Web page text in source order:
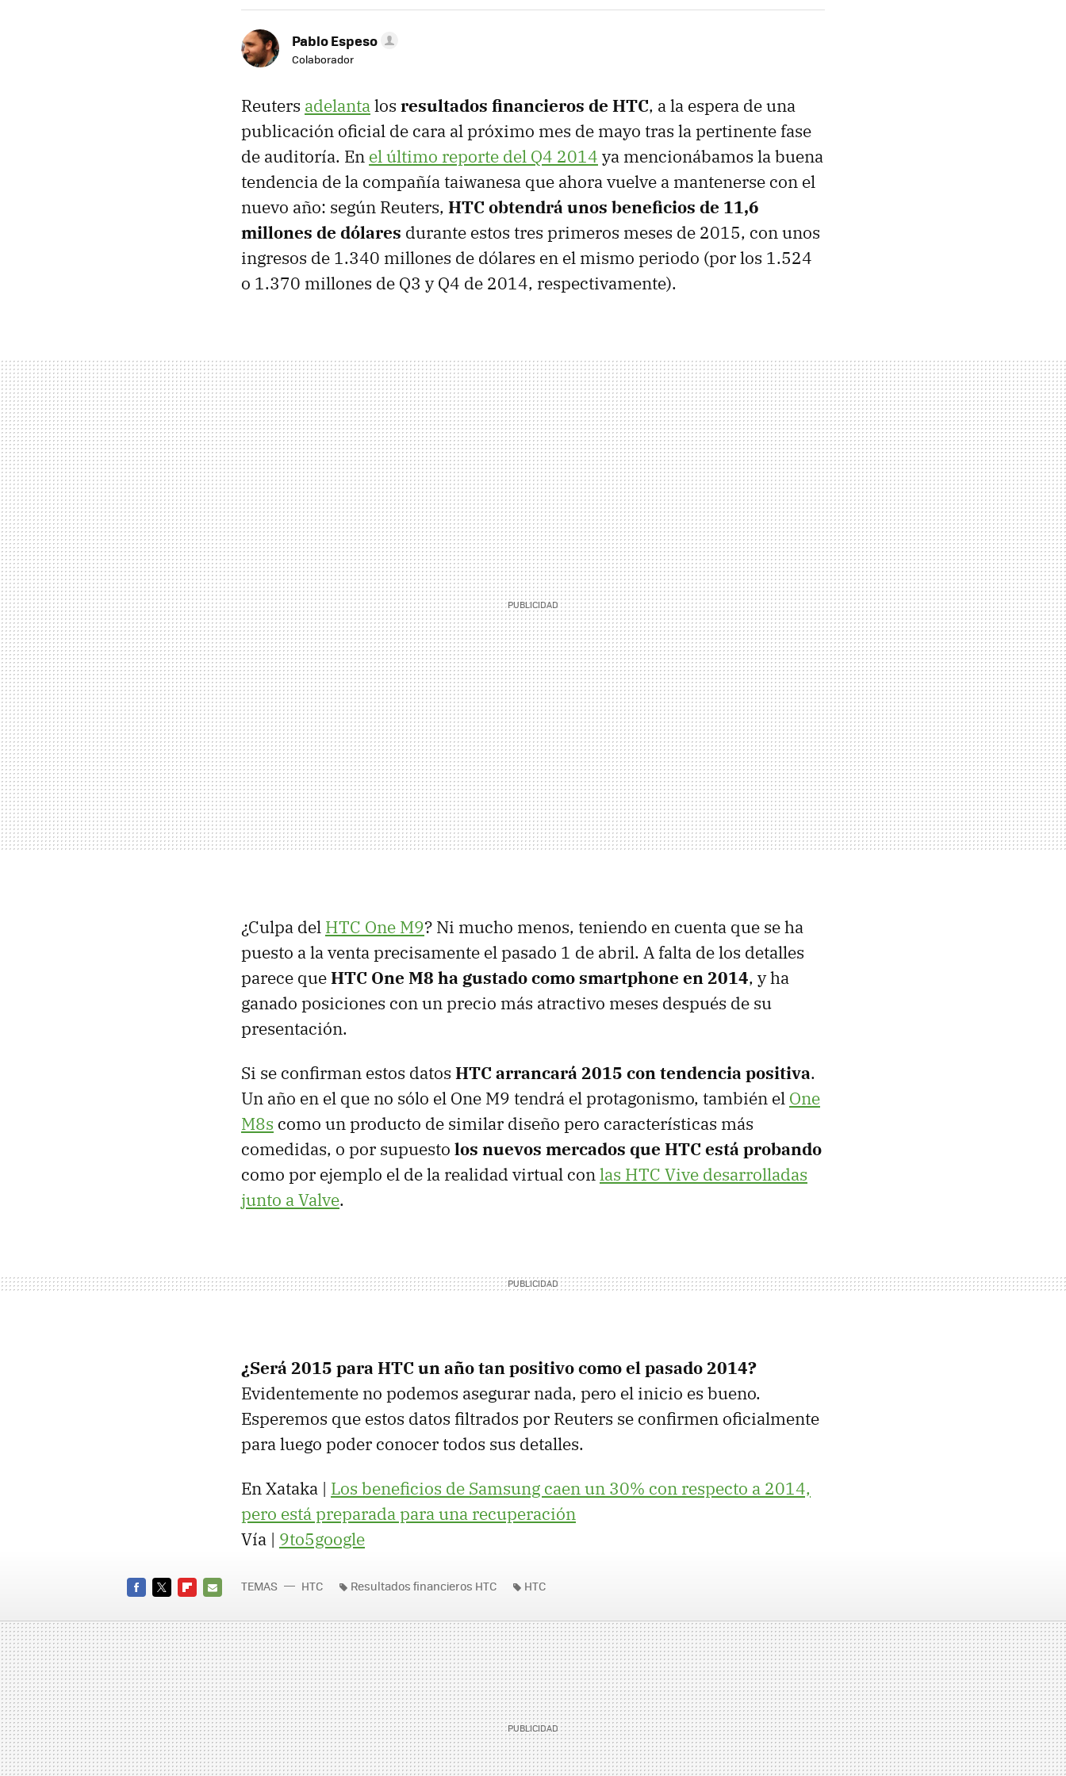
Pablo Espeso
Colaborador
Reuters adelantalos resultados financieros de HTC, a la espera de una
publicación oficial de cara al próximo mes de mayo tras la pertinente fase
de auditoría. En el último reporte del Q4 2014 ya mencionábamos la buena
tendencia de la compañía taiwanesa que ahora vuelve a mantenerse con el
nuevo año: según Reuters, HTC obtendrá unos beneficios de 11,6
millones de dólares durante estos tres primeros meses de 2015, con unos
ingresos de 1.340 millones de dólares en el mismo periodo (por los 1.524
o 1.370 millones de Q3 y Q4 de 2014, respectivamente).
¿Culpa del HTC One M9? Ni mucho menos, teniendo en cuenta que se ha
puesto a la venta precisamente el pasado 1 de abril. A falta de los detalles
parece queHTC One M8 ha gustado como smartphone en 2014, y ha
ganado posiciones con un precio más atractivo meses después de su
presentación.
Si se confirman estos datos HTC arrancará 2015 con tendencia positiva.
Un año en el que no sólo el One M9 tendrá el protagonismo, también el One
M8s como un producto de similar diseño pero características más
comedidas, o por supuesto los nuevos mercados que HTC está probando
como por ejemplo el de la realidad virtual conlas HTC Vive desarrolladas
junto a Valve.
¿Será 2015 para HTC un año tan positivo como el pasado 2014?
Evidentemente no podemos asegurar nada, pero el inicio es bueno.
Esperemos que estos datos filtrados por Reuters se confirmen oficialmente
para luego poder conocer todos sus detalles.
En Xataka | Los beneficios de Samsung caen un 30% con respecto a 2014,
pero está preparada para una recuperación
Vía | 9to5google
MAIL
TEMAS HTC Resultados financieros HTC HTC